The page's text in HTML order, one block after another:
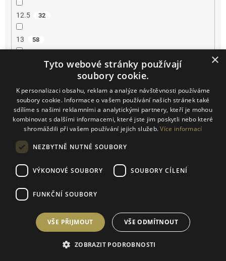
12.5 32
13 58
53
14 23
14.2 2
×
Tyto webové stránky používají
soubory cookie.
K personalizaci obsahu, reklam a analýze návštěvnosti používáme
soubory cookie. Informace o vašem používání našich stránek také
sdílíme s našimi reklamními a analytickými partnery, kteří je mohou
kombinovat s dalšími informacemi, které jste jim poskytli nebo které
shromáždili při vašem používání jejich služeb.Více informací
NEZBYTNĚ NUTNÉ SOUBORY
VÝKONOVÉ SOUBORY SOUBORY CÍLENÍ
FUNKČNÍ SOUBORY
VŠE PŘIJMOUT VŠE ODMÍTNOUT
ZOBRAZIT PODROBNOSTI